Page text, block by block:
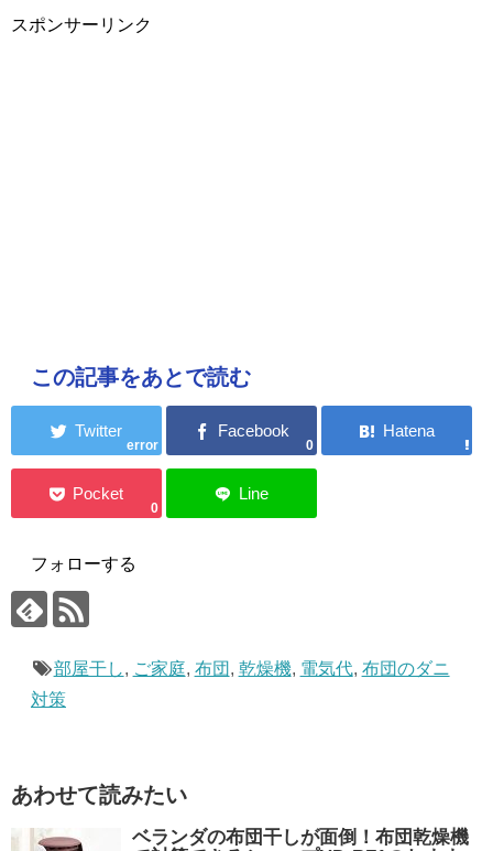
スポンサーリンク
この記事をあとで読む
error 0
0
フォローする
部屋干し, ご家庭, 布団 , 乾燥機, 電気代, 布団のダニ
対策
あわせて読みたい
ベランダの布団干しが面倒！布団乾燥機